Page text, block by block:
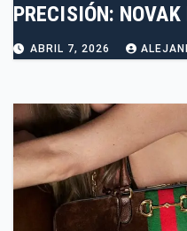
PRECISIÓN:
ABRIL 7, 2026